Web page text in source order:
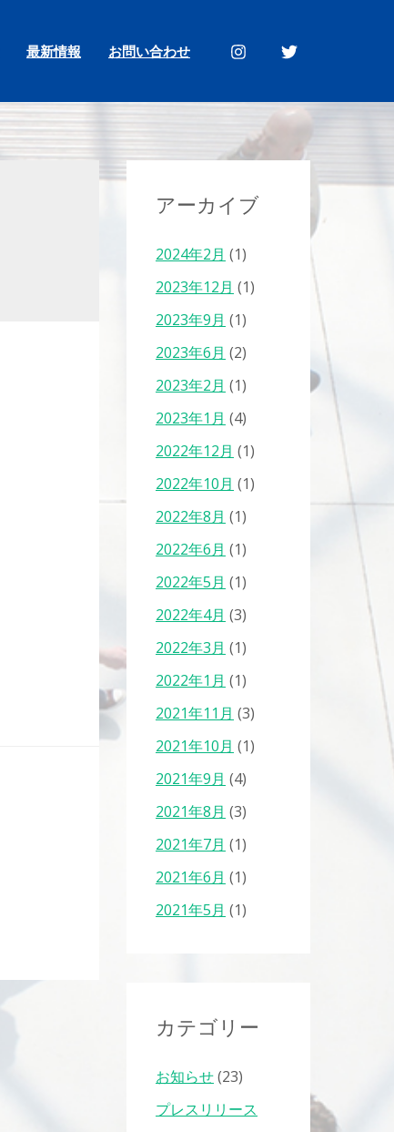
最新情報 お問い合わせ
アーカイブ
2024年2月 (1)
2023年12月 (1)
2023年9月 (1)
2023年6月 (2)
2023年2月 (1)
2023年1月 (4)
2022年12月 (1)
2022年10月 (1)
2022年8月 (1)
2022年6月 (1)
2022年5月 (1)
2022年4月 (3)
2022年3月 (1)
2022年1月 (1)
2021年11月 (3)
2021年10月 (1)
2021年9月 (4)
2021年8月 (3)
2021年7月 (1)
2021年6月 (1)
2021年5月 (1)
カテゴリー
お知らせ(23)
プレスリリース